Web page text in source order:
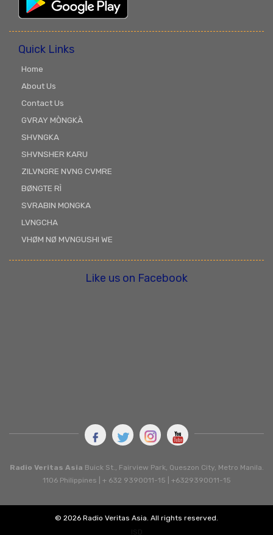
Quick Links
Home
About Us
Contact Us
GVRAY MÒNGKÀ
SHVNGKA
SHVNSHER KARU
ZILVNGRE NVNG CVMRE
BØNGTE RÌ
SVRABIN MONGKA
LVNGCHA
VHØM NØ MVNGUSHI WE
Like us on Facebook
Radio Veritas Asia Buick St., Fairview Park, Queszon City, Metro Manila.
1106 Philippines | + 632 9390011-15 | +6329390011-15
© 2026 Radio Veritas Asia. All rights reserved.